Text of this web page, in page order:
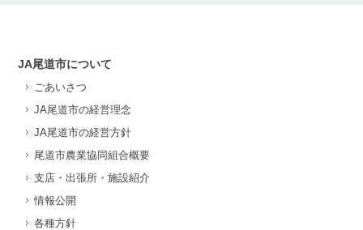
JA尾道市について
ごあいさつ
JA尾道市の経営理念
JA尾道市の経営方針
尾道市農業協同組合概要
支店・出張所・施設紹介
情報公開
各種方針